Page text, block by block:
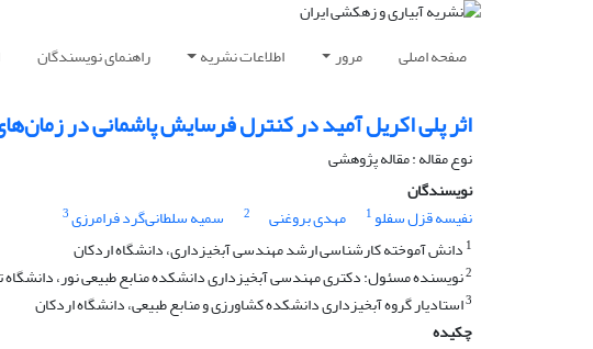
صفحه اصلی مرور اطلاعات نشریه راهنمای نویسندگان
اثر پلی اکریل آمید در کنترل فرسایش پاشمانی در
نوع مقاله : مقاله پژوهشی
نویسندگان
نفیسه قزل سفلو1 مهدی بروغنی 2 سمیه سلطانی‌گرد فرامرزی3
1 دانش آموخته کارشناسی ارشد مهندسی آبخیزداری، دانشگاه اردکان
2نویسنده مسئول: دکتری مهندسی آبخیزداری دانشکده منابع طبیعی نور،
3استادیار گروه آبخیزداری دانشکده کشاورزی و منابع طبیعی، دانشگاه اردکان
چکیده